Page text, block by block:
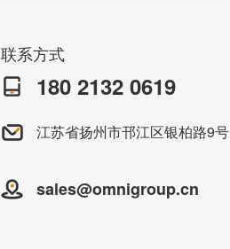
联系方式
180 2132 0619
江苏省扬州市邗江区银柏路9号
sales@omnigroup.cn